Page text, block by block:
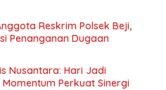
Reskrim Polsek Beji,
Penanganan Dugaan
Nusantara: Hari Jadi
Perkuat Sinergi